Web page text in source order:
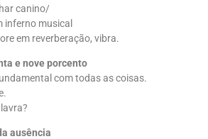
canino/
inferno musical
em reverberação, vibra.
e nove porcento
com todas as coisas.
ausência